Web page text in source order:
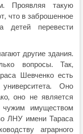
Проявляя такую
что в заброшенное
детей перевести
другие здания.
вопросы. Так,
Шевченко есть
Оно
оно не является
имуществом
ЛНУ имени Тараса
аграрного